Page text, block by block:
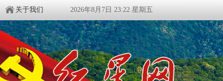
关于我们 2026年8月7日 23:22 星期五